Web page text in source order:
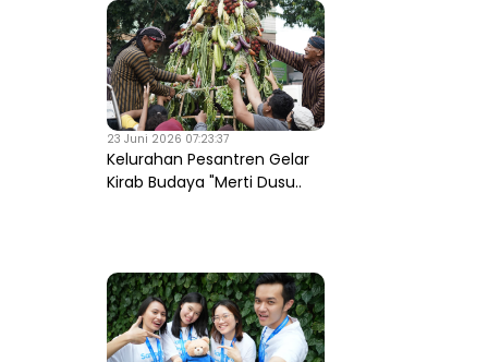
23 Juni 2026 07:23:37
Kelurahan Pesantren Gelar
Kirab Budaya "Merti Dusu..